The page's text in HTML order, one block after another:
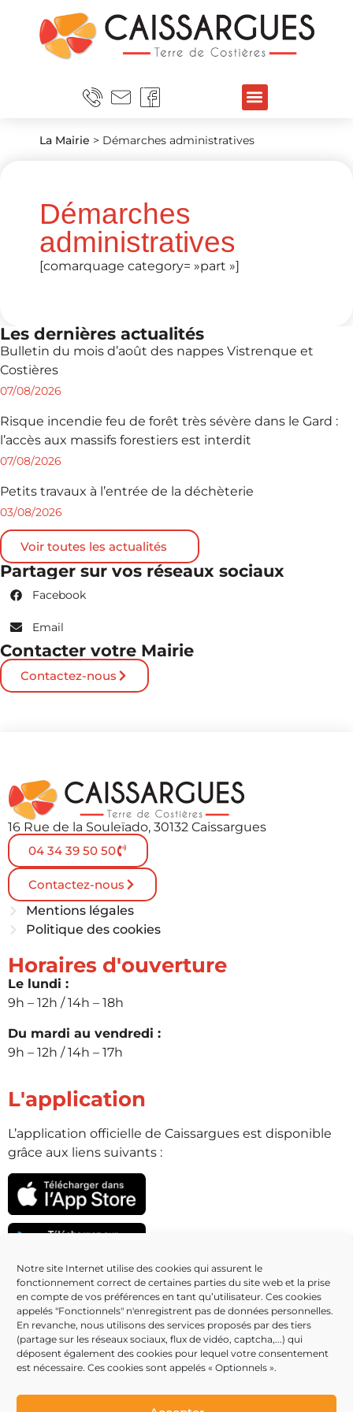
Notre site Internet utilise des cookies qui assurent le
fonctionnement correct de certaines parties du site web et la prise
en compte de vos préférences en tant qu’utilisateur. Ces cookies
appelés "Fonctionnels" n'enregistrent pas de données personnelles.
En revanche, nous utilisons des services proposés par des tiers
(partage sur les réseaux sociaux, flux de vidéo, captcha,...) qui
déposent également des cookies pour lequel votre consentement
est nécessaire. Ces cookies sont appelés « Optionnels ».
La Mairie > Démarches administratives
Démarches
administratives
[comarquage category= »part »]
Les dernières actualités
Bulletin du mois d’août des nappes Vistrenque et
Costières
07/08/2026
Risque incendie feu de forêt très sévère dans le Gard :
l’accès aux massifs forestiers est interdit
07/08/2026
Petits travaux à l’entrée de la déchèterie
03/08/2026
Voir toutes les actualités
Partager sur vos réseaux sociaux
Facebook
Email
Contacter votre Mairie
Contactez-nous
16 Rue de la Souleïado, 30132 Caissargues
04 34 39 50 50
Contactez-nous
Mentions légales
Politique des cookies
Horaires d'ouverture
Le lundi :
9h – 12h / 14h – 18h
Du mardi au vendredi :
9h – 12h / 14h – 17h
L'application
L’application officielle de Caissargues est disponible
grâce aux liens suivants :
Partenaires